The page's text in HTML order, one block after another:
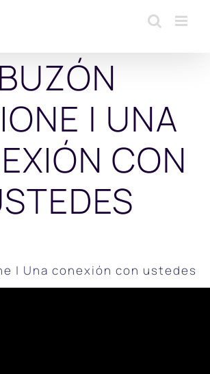
BUZÓN
| UNA
CON
| Una conexión con ustedes